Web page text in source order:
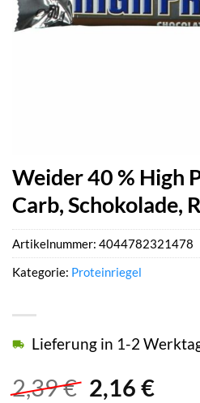
Weider 40 % High
Carb, Schokolade,
2,39€ 2,16 €
Lieferung in 1-2
Artikelnummer: 4044782321478
Kategorie: Proteinriegel